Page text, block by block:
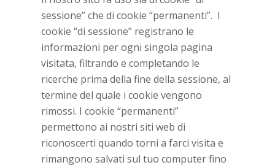
sessione” che di cookie “permanenti”. I
cookie “di sessione” registrano le
informazioni per ogni singola pagina
visitata, filtrando e completando le
ricerche prima della fine della sessione, al
termine del quale i cookie vengono
rimossi. I cookie “permanenti”
permettono ai nostri siti web di
riconoscerti quando torni a farci visita e
rimangono salvati sul tuo computer fino